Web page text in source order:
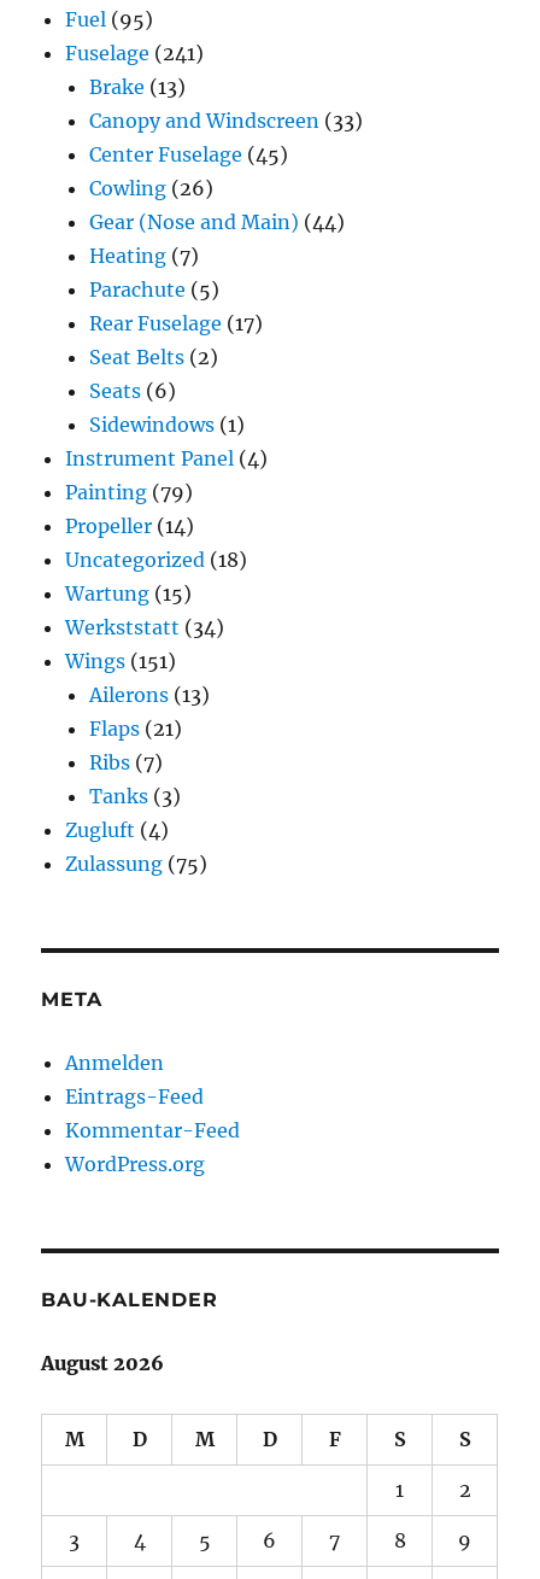
Fuel (95)
Fuselage (241)
Brake (13)
Canopy and Windscreen (33)
Center Fuselage (45)
Cowling (26)
Gear (Nose and Main) (44)
Heating (7)
Parachute (5)
Rear Fuselage (17)
Seat Belts (2)
Seats (6)
Sidewindows (1)
Instrument Panel (4)
Painting (79)
Propeller (14)
Uncategorized (18)
Wartung (15)
Werkststatt (34)
Wings (151)
Ailerons (13)
Flaps (21)
Ribs (7)
Tanks (3)
Zugluft (4)
Zulassung (75)
META
Anmelden
Eintrags-Feed
Kommentar-Feed
WordPress.org
BAU-KALENDER
August 2026
M D M D F S S
1 2
3 4 5 6 7 8 9